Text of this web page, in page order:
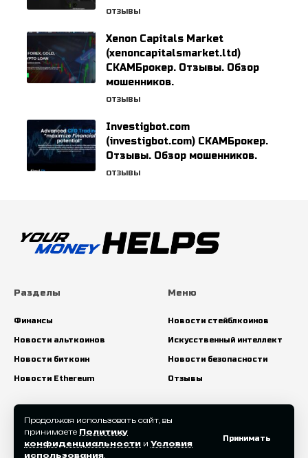
Продолжая использовать сайт, вы
принимаете Политику
конфиденциальности и Условия
использования.
Принимать
ОТЗЫВЫ
Xenon Capitals Market
(xenoncapitalsmarket.ltd)
СКАМБрокер. Отзывы. Обзор
мошенников.
ОТЗЫВЫ
Investigbot.com
(investigbot.com) СКАМБрокер.
Отзывы. Обзор мошенников.
ОТЗЫВЫ
Разделы
Финансы
Новости альткоинов
Новости биткоин
Новости Ethereum
Меню
Новости стейблкоинов
Искусственный интеллект
Новости безопасности
Отзывы
Искать: